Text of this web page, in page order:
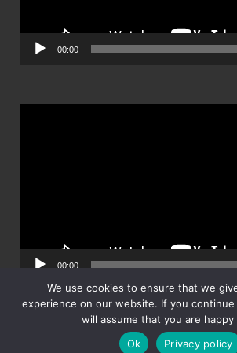
00:00
00:00
WordPressandHitMag.
We use cookies to ensure that we
experience on our website. If you
will assume that you are
Ok
Privacy policy